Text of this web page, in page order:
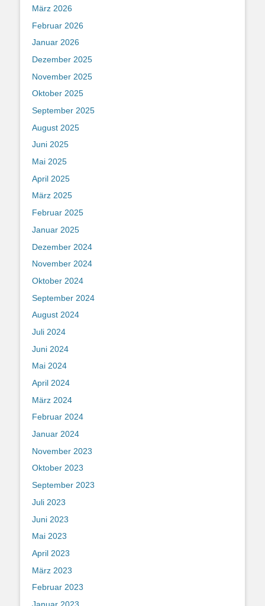
März 2026
Februar 2026
Januar 2026
Dezember 2025
November 2025
Oktober 2025
September 2025
August 2025
Juni 2025
Mai 2025
April 2025
März 2025
Februar 2025
Januar 2025
Dezember 2024
November 2024
Oktober 2024
September 2024
August 2024
Juli 2024
Juni 2024
Mai 2024
April 2024
März 2024
Februar 2024
Januar 2024
November 2023
Oktober 2023
September 2023
Juli 2023
Juni 2023
Mai 2023
April 2023
März 2023
Februar 2023